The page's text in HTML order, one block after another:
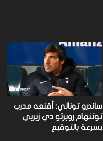
ساندرو تونالي: أقنعه مدرب
توتنهام روبرتو دي زيربي
بسرعة بالتوقيع